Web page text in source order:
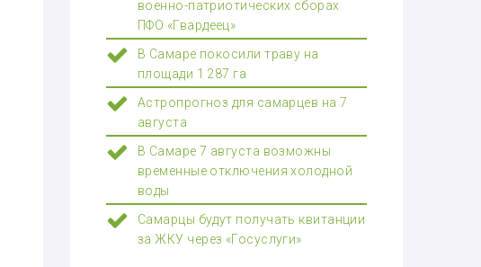
военно-патриотических сборах
ПФО «Гвардеец»
В Самаре покосили траву на
площади 1 287 га
Астропрогноз для самарцев на 7
августа
В Самаре 7 августа возможны
временные отключения холодной
воды
Самарцы будут получать квитанции
за ЖКУ через «Госуслуги»